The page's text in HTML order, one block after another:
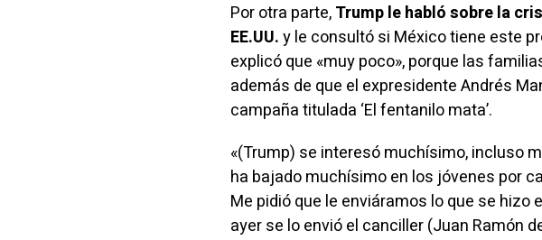
Por otra parte,Trump le habló sobre la
EE.UU.y le consultó si México tiene este
explicó que «muy poco», porque las
además de que el expresidente Andrés
campaña titulada ‘El fentanilo mata’.
«(Trump) se interesó muchísimo, incluso
ha bajado muchísimo en los jóvenes por
Me pidió que le enviáramos lo que se
ayer se lo envió el canciller (Juan Ramón